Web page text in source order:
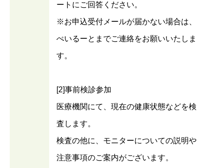
ートにご回答ください。
※お申込受付メールが届かない場合は、
ぺいるーとまでご連絡をお願いいたしま
す。
[2]事前検診参加
医療機関にて、現在の健康状態などを検
査します。
検査の他に、モニターについての説明や
注意事項のご案内がございます。